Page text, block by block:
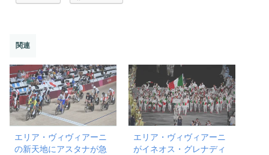
関連
エリア・ヴィヴィアーニ
の新天地にアスタナが急
エリア・ヴィヴィアーニ
がイネオス・グレナディ